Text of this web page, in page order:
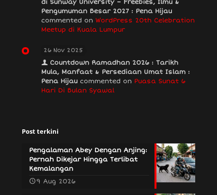
di Sunway University – Freebies, Ilmu &
Pengumuman Besar 2027 : Pena Hijau
commented on WordPress 20th Celebration
Meetup di Kuala Lumpur
26 Nov 2025
Countdown Ramadhan 2026 : Tarikh
Mula, Manfaat & Persediaan Umat Islam :
Pena Hijau commented on Puasa Sunat 6
Hari Di Bulan Syawal
Post terkini
Pengalaman Abey Dengan Anjing:
Pernah Dikejar Hingga Terlibat
Kemalangan
9 Aug 2026